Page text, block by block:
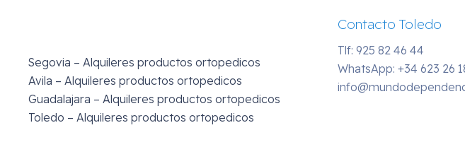
Segovia – Alquileres productos ortopedicos
Avila – Alquileres productos ortopedicos
Guadalajara – Alquileres productos ortopedicos
Toledo – Alquileres productos ortopedicos
Contacto Toledo
Tlf: 925 82 46 44
WhatsApp:+34 623 26